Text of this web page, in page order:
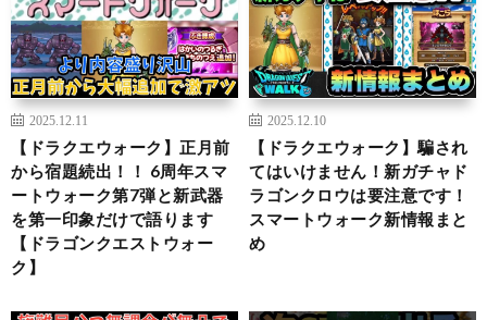
2025.12.11
【ドラクエウォーク】正月前
から宿題続出！！ 6周年スマ
ートウォーク第7弾と新武器
を第一印象だけで語ります
【ドラゴンクエストウォー
ク】
2025.12.10
【ドラクエウォーク】騙され
てはいけません！新ガチャド
ラゴンクロウは要注意です！
スマートウォーク新情報まと
め